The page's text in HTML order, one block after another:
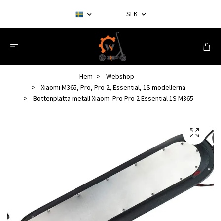
SEK
Hem
Webshop
Xiaomi M365, Pro, Pro 2, Essential, 1S modellerna
Bottenplatta metall Xiaomi Pro Pro 2 Essential 1S M365